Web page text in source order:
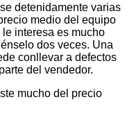
detenidamente varias
medio del equipo
interesa es mucho
dos veces. Una
conllevar a defectos
del vendedor.
mucho del precio